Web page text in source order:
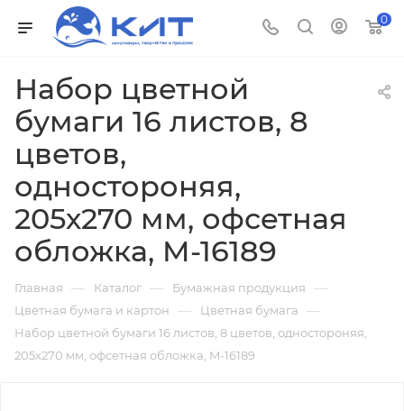
0
Набор цветной
бумаги 16 листов, 8
цветов,
одностороняя,
205х270 мм, офсетная
обложка, M-16189
Главная — Каталог — Бумажная продукция —
Цветная бумага и картон — Цветная бумага —
Набор цветной бумаги 16 листов, 8 цветов, одностороняя,
205х270 мм, офсетная обложка, M-16189